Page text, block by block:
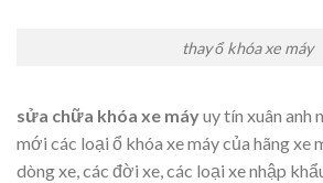
thay ổ khóa xe máy
sửa chữa khóa xe máyuy tín xuân anh
mới các loại ổ khóa xe máy của hãng xe
dòng xe, các đời xe, các loại xe nhập